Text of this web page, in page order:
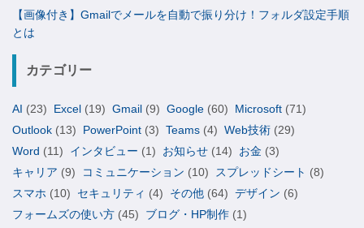
【画像付き】Gmailでメールを自動で振り分け！フォルダ設定手順
とは
カテゴリー
AI (23) Excel (19) Gmail (9) Google (60) Microsoft (71)
Outlook (13) PowerPoint (3) Teams (4) Web技術 (29)
Word (11) インタビュー (1) お知らせ (14) お金 (3)
キャリア (9) コミュニケーション (10) スプレッドシート (8)
スマホ (10) セキュリティ (4) その他 (64) デザイン (6)
フォームズの使い方 (45) ブログ・HP制作 (1)